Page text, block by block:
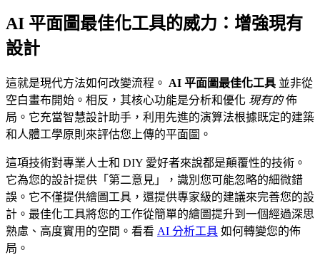
AI 平面圖最佳化工具的威力：增強現有
設計
這就是現代方法如何改變流程。 AI 平面圖最佳化工具 並非從
空白畫布開始。相反，其核心功能是分析和優化 現有的佈
局。它充當智慧設計助手，利用先進的演算法根據既定的建築
和人體工學原則來評估您上傳的平面圖。
這項技術對專業人士和 DIY 愛好者來說都是顛覆性的技術。
它為您的設計提供「第二意見」，識別您可能忽略的細微錯
誤。它不僅提供繪圖工具，還提供專家級的建議來完善您的設
計。最佳化工具將您的工作從簡單的繪圖提升到一個經過深思
熟慮、高度實用的空間。看看 AI 分析工具 如何轉變您的佈
局。